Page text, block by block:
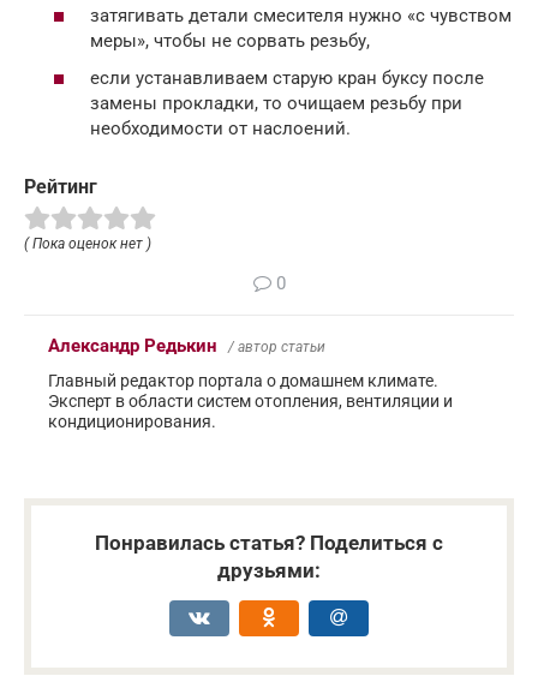
затягивать детали смесителя нужно «с чувством
меры», чтобы не сорвать резьбу,
если устанавливаем старую кран буксу после
замены прокладки, то очищаем резьбу при
необходимости от наслоений.
Рейтинг
( Пока оценок нет )
0
Александр Редькин / автор статьи
Главный редактор портала о домашнем климате.
Эксперт в области систем отопления, вентиляции и
кондиционирования.
Понравилась статья? Поделиться с
друзьями: